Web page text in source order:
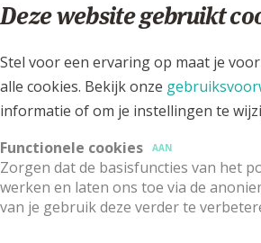
Deze website gebruikt
Stel voor een ervaring op maat je
alle cookies. Bekijk onze
informatie of om je instellingen te
Functionele cookies
AAN
Zorgen dat de basisfuncties van het
werken en laten ons toe via de
van je gebruik deze verder te